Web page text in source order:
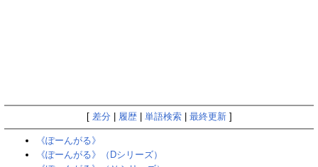
[ 差分 履歴| 単語検索| 最終更新]
《ぽーんがる》
《ぽーんがる》（Dシリーズ）